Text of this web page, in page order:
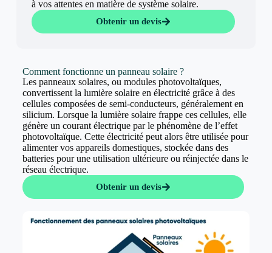
à vos attentes en matière de système solaire.
Obtenir un devis
Comment fonctionne un panneau solaire ?
Les panneaux solaires, ou modules photovoltaïques,
convertissent la lumière solaire en électricité grâce à des
cellules composées de semi-conducteurs, généralement en
silicium. Lorsque la lumière solaire frappe ces cellules, elle
génère un courant électrique par le phénomène de l’effet
photovoltaïque. Cette électricité peut alors être utilisée pour
alimenter vos appareils domestiques, stockée dans des
batteries pour une utilisation ultérieure ou réinjectée dans le
réseau électrique.
Obtenir un devis